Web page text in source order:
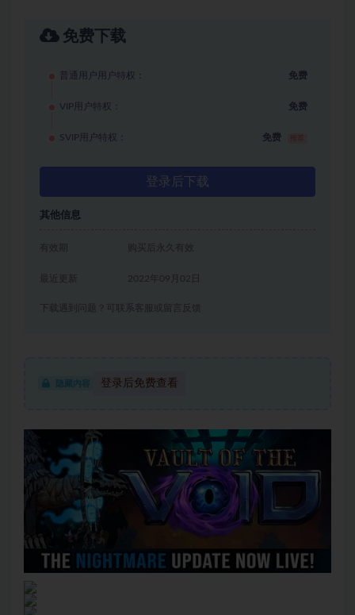
免费下载
普通用户用户特权： 免费
VIP用户特权： 免费
SVIP用户特权： 免费
登录后下载
其他信息
有效期 购买后永久有效
2022年09月02日
下载遇到问题？可联系客服或留言反馈
隐藏内容 登录后免费查看